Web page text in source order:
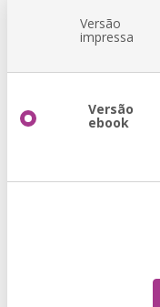
Versão
impressa
Versão
ebook